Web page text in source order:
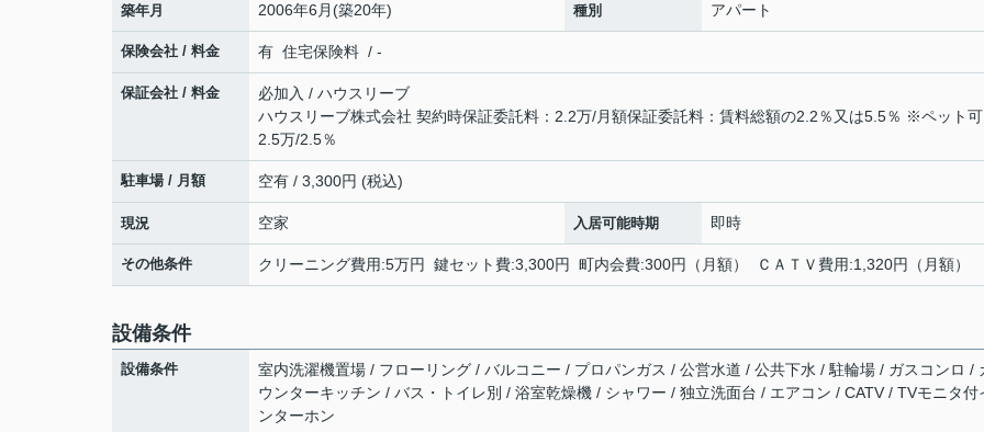
築年月 2006年6月(築20年) 種別 アパート
保険会社 / 料金 有 住宅保険料 / -
保証会社 / 料金
必加入 / ハウスリーブ
ハウスリーブ株式会社 契約時保証委託料：2.2万/月額保証委託料：賃料総額の2.2％又は5.5％ ※ペット
2.5万/2.5％
駐車場 / 月額 空有 / 3,300円 (税込)
現況 空家 入居可能時期 即時
その他条件 クリーニング費用:5万円 鍵セット費:3,300円 町内会費:300円（月額） ＣＡＴＶ費用:1,320円（月額）
設備条件
設備条件
室内洗濯機置場 / フローリング / バルコニー / プロパンガス / 公営水道 / 公共下水 / 駐輪場 / ガスコンロ /
ウンターキッチン / バス・トイレ別 / 浴室乾燥機 / シャワー / 独立洗面台 / エアコン / CATV / TVモニタ付
ンターホン